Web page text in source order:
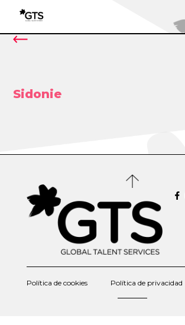
Sidonie
Política de cookies Política de privacidad